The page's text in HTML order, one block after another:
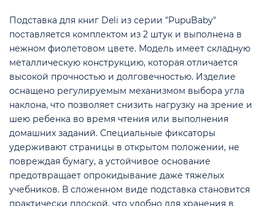
Подставка для книг Deli из серии "PupuBaby"
поставляется комплектом из 2 штук и выполнена в
нежном фиолетовом цвете. Модель имеет складную
металлическую конструкцию, которая отличается
высокой прочностью и долговечностью. Изделие
оснащено регулируемым механизмом выбора угла
наклона, что позволяет снизить нагрузку на зрение и
шею ребенка во время чтения или выполнения
домашних заданий. Специальные фиксаторы
удерживают страницы в открытом положении, не
повреждая бумагу, а устойчивое основание
предотвращает опрокидывание даже тяжелых
учебников. В сложенном виде подставка становится
практически плоской, что удобно для хранения в